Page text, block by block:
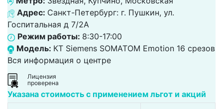
Адрес: Санкт-Петербург: г. Пушкин, ул.
Госпитальная д 7/2А
Режим работы: 8:30-17:00
Модель: КТ Siemens SOMATOM Emotion 16 срезов
Вся информация о центре
Лицензия
проверена
Указана стоимость с применением льгот и акций